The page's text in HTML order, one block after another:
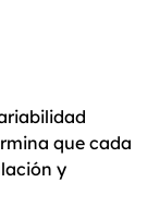
que cada
y